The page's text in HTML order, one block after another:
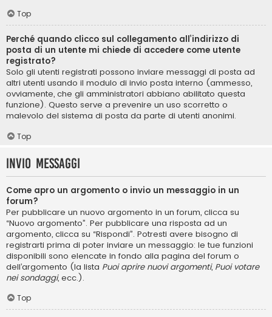
Top
Perché quando clicco sul collegamento all’indirizzo di
posta di un utente mi chiede di accedere come utente
registrato?
Solo gli utenti registrati possono inviare messaggi di posta ad
altri utenti usando il modulo di invio posta interno (ammesso,
ovviamente, che gli amministratori abbiano abilitato questa
funzione). Questo serve a prevenire un uso scorretto o
malevolo del sistema di posta da parte di utenti anonimi.
Top
Invio Messaggi
Come apro un argomento o invio un messaggio in un
forum?
Per pubblicare un nuovo argomento in un forum, clicca su
“Nuovo argomento”. Per pubblicare una risposta ad un
argomento, clicca su “Rispondi”. Potresti avere bisogno di
registrarti prima di poter inviare un messaggio: le tue funzioni
disponibili sono elencate in fondo alla pagina del forum o
dell’argomento (la lista Puoi aprire nuovi argomenti, Puoi votare
nei sondaggi, ecc.).
Top